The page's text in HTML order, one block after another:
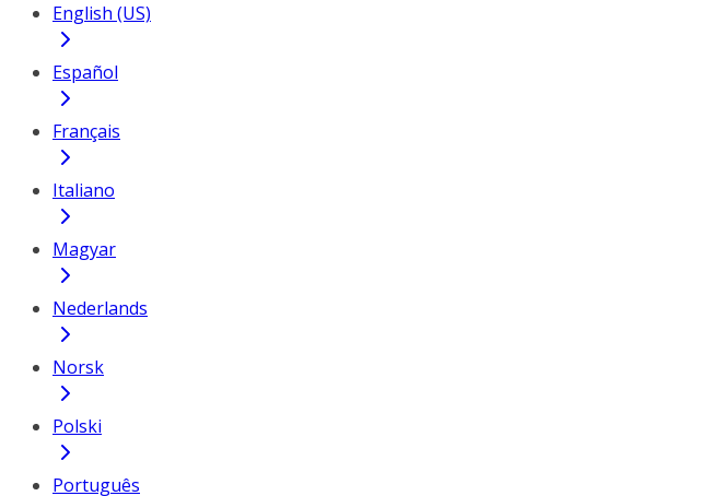
English (US)
Español
Français
Italiano
Magyar
Nederlands
Norsk
Polski
Português